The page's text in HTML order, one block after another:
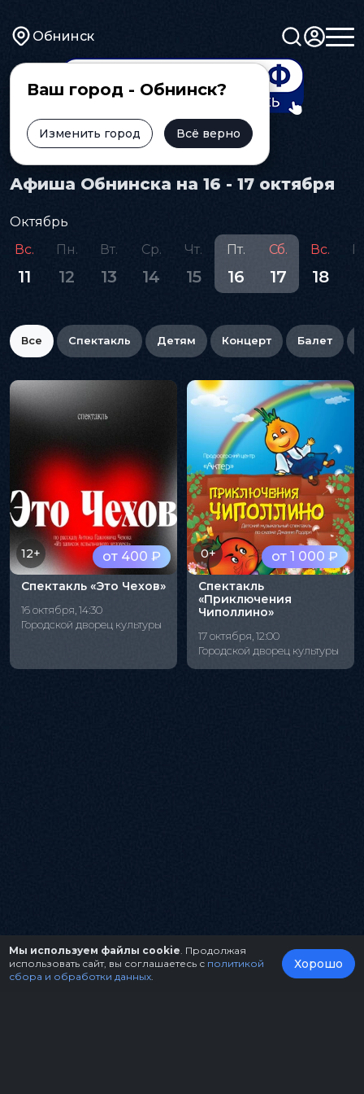
Обнинск
Ваш город - Обнинск?
Изменить город Всё верно
Главная Афиша
Афиша Обнинска на 16 - 17 октября
Октябрь
Вс.
11
Пн.
12
Вт.
13
Ср.
14
Чт.
15
Пт.
16
Сб.
17
Вс.
18
Все Спектакль Детям Концерт Балет
от 400 ₽
12+
Спектакль «Это Чехов»
16 октября, 14:30
Городской дворец культуры
от 1 000 ₽
0+
Спектакль
«Приключения
Чиполлино»
17 октября, 12:00
Городской дворец культуры
Мы используем файлы cookie . Продолжая
использовать сайт, вы соглашаетесь с политикой
сбора и обработки данных
Хорошо